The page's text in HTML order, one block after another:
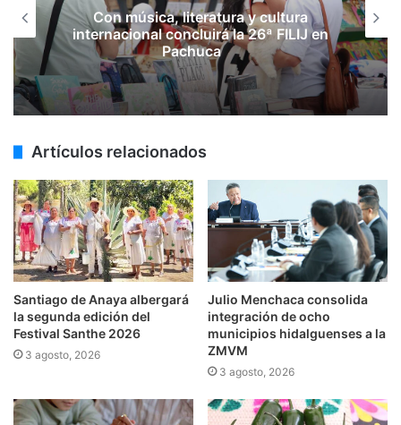
Con música, literatura y cultura
internacional concluirá la 26ª FILIJ en
Pachuca
Artículos relacionados
Santiago de Anaya albergará
la segunda edición del
Festival Santhe 2026
3 agosto, 2026
Julio Menchaca consolida
integración de ocho
municipios hidalguenses a la
ZMVM
3 agosto, 2026